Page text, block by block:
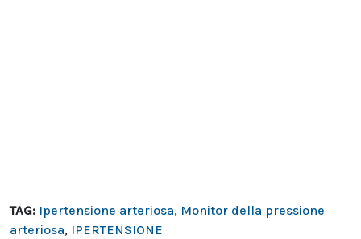
TAG: Ipertensione arteriosa, Monitor della pressione
arteriosa, IPERTENSIONE